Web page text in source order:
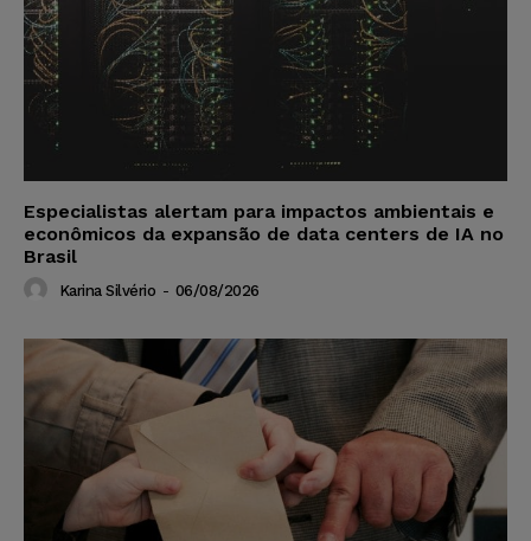
Especialistas alertam para impactos ambientais e
econômicos da expansão de data centers de IA no
Brasil
Karina Silvério - 06/08/2026